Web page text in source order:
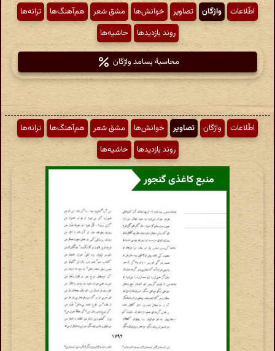
اطّلاعات واژگان تصاویر خوانش‌ها مشق شعر هم‌آهنگ‌ها
ترانه‌ها
روند بازدیدها
حاشیه‌ها
محاسبهٔ بسامد واژگان
اطّلاعات واژگان تصاویر خوانش‌ها مشق شعر هم‌آهنگ‌ها
ترانه‌ها
روند بازدیدها
حاشیه‌ها
منبع کاغذی گنجور